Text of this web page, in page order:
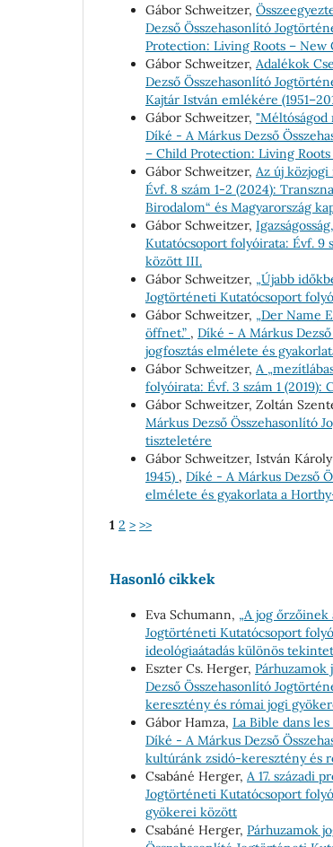
Gábor Schweitzer,
Dezső Összehasonlító
Protection: Living Roots – New
Gábor Schweitzer, Adalékok
Dezső Összehasonlító
Kajtár István emlékére
Gábor Schweitzer, "Méltóságod
Díké - A Márkus Dezső
– Child Protection: Living
Gábor Schweitzer, Az új
Évf. 8 szám 1-2 (2024):
Birodalom“ és Magyarország
Gábor Schweitzer,
Kutatócsoport folyóirata: Évf. 9
között III.
Gábor Schweitzer, „Újabb
Jogtörténeti Kutatócsoport
Gábor Schweitzer, „Der Name
öffnet.” , Díké - A Márkus
jogfosztás elmélete és
Gábor Schweitzer, A
folyóirata: Évf. 3 szám 1
Gábor Schweitzer, Zoltán
Márkus Dezső Összehasonlító
tiszteletére
Gábor Schweitzer, István Károly
1945) , Díké - A Márkus Dezső
elmélete és gyakorlata a
1 2 > >>
Hasonló cikkek
Eva Schumann, „A jog
Jogtörténeti Kutatócsoport
ideológiaátadás különös
Eszter Cs. Herger,
Dezső Összehasonlító
keresztény és római jogi
Gábor Hamza, La Bible dans
Díké - A Márkus Dezső
kultúránk zsidó-keresztény és
Csabáné Herger, A 17. századi
Jogtörténeti Kutatócsoport
gyökerei között
Csabáné Herger, Párhuzamok